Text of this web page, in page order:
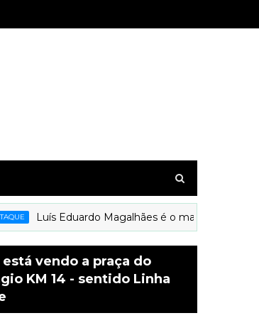
Luís Eduardo Magalhães é o mais novo
está vendo a praça do
KM 14 - sentido Linha